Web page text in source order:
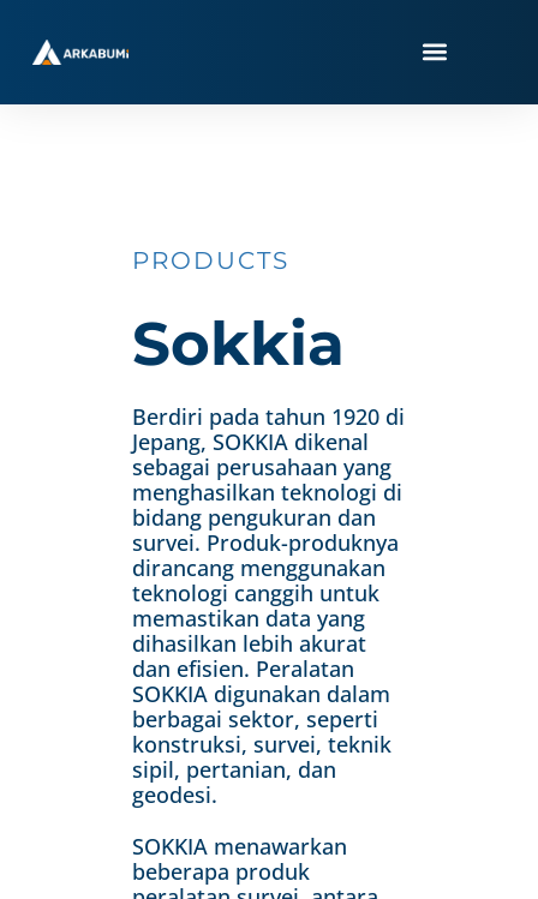
content
PRODUCTS
Sokkia
Berdiri pada tahun 1920 di
Jepang, SOKKIA dikenal
sebagai perusahaan yang
menghasilkan teknologi di
bidang pengukuran dan
survei. Produk-produknya
dirancang menggunakan
teknologi canggih untuk
memastikan data yang
dihasilkan lebih akurat
dan efisien. Peralatan
SOKKIA digunakan dalam
berbagai sektor, seperti
konstruksi, survei, teknik
sipil, pertanian, dan
geodesi.
SOKKIA menawarkan
beberapa produk